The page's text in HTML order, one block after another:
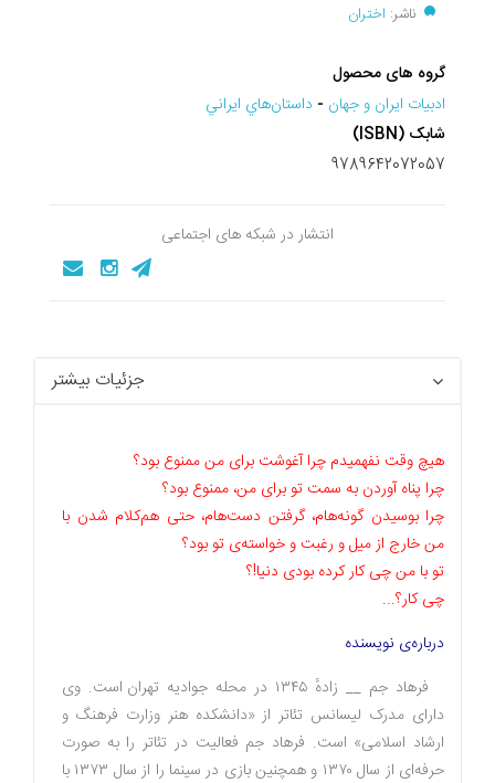
ناشر: اختران
گروه های محصول
ادبيات ايران و جهان - داستان‌هاي ايراني
شابک (ISBN)
9789642072057
انتشار در شبکه های اجتماعی
جزئیات بیشتر
هیچ وقت نفهمیدم چرا آغوشت برای منممنوع بود؟
چرا پناه آوردن به سمت توبرای من، ممنوع بود؟
چرا بوسیدن گونه‌هام، گرفتن دست‌هام، حتی هم‌کلام شدن با
من خارج از میل و رغبت و خواسته‌ی تو بود؟
تو با من چی کار کرده بودی دنیا!؟
چی کار؟...
درباره‌ی نویسنده
فرهاد جم __ زادهٔ ۱۳۴۵ در محله جوادیه
تهران است. وی
دارای مدرک لیسانس تئاتر از «دانشکده هنر وزارت فرهنگ و
ارشاد اسلامی» است. فرهاد جم فعالیت در تئاتر را به صورت
حرفه‌ای از سال ۱۳۷۰ و همچنین بازی در سینما را از سال ۱۳۷۳ با